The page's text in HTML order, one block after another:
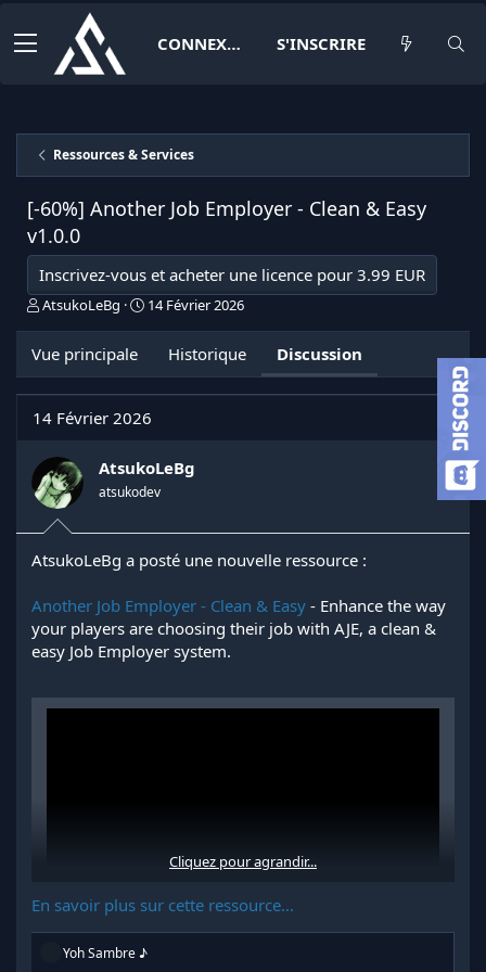
CONNEXION S'INSCRIRE
Ressources & Services
[-60%] Another Job Employer - Clean & Easy
v1.0.0
Inscrivez-vous et acheter une licence pour 3.99 EUR
I
t
i
t
u
r
d
l
a
s
c
u
s
AtsukoLeBg
D
d
d
u
t
14 Février 2026
Vue principale Historique Discussion
14 Février 2026
AtsukoLeBg
atsukodev
AtsukoLeBg a posté une nouvelle ressource :
Another Job Employer - Clean & Easy - Enhance the way
your players are choosing their job with AJE, a clean &
easy Job Employer system.
Cliquez pour agrandir...
En savoir plus sur cette ressource...
R
Yoh Sambre ♪